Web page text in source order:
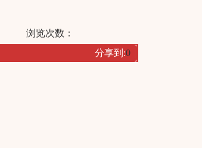
浏览次数：
分享到:0